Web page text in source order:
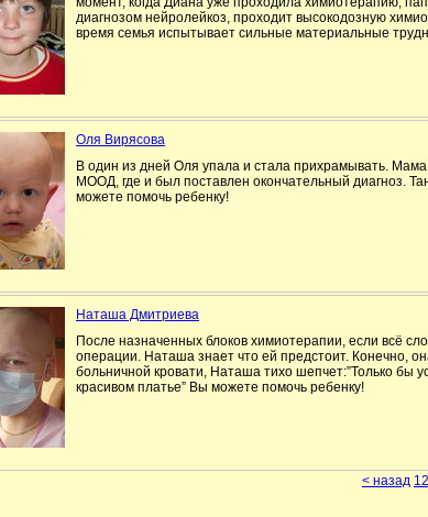
диагнозом нейролейкоз, проходит высокодозную
время семья испытывает сильные материальные
Оля Вирясова
В один из дней Оля упала и стала прихрамывать. Мама
МООД, где и был поставлен окончательный диагноз.
можете помочь ребенку!
Наташа Дмитриева
После назначенных блоков химиотерапии, если всё
операции. Наташа знает что ей предстоит. Конечно,
больничной кровати, Наташа тихо шепчет:”Только бы
красивом платье” Вы можете помочь ребенку!
< назад 12